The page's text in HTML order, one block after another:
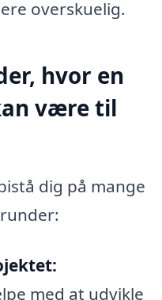
overskuelig.
hvor en
være til
dig på mange
med at udvikle